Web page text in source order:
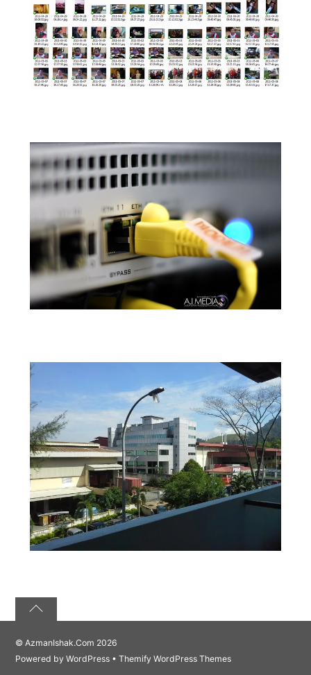
©AzmanIshak.Com 2026
Powered byWordPress •Themify WordPress Themes